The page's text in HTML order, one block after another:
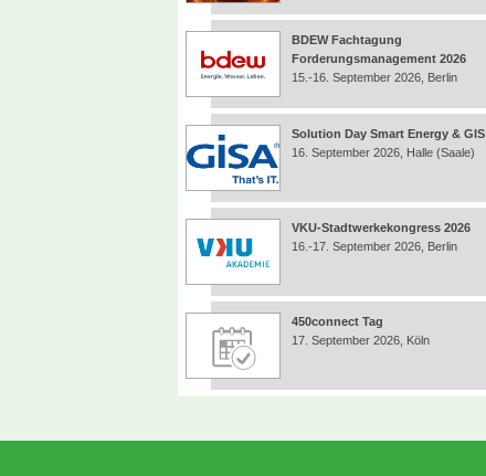
BDEW Fachtagung
Forderungsmanagement 2026
15.-16. September 2026, Berlin
Solution Day Smart Energy & GIS
16. September 2026, Halle (Saale)
VKU-Stadtwerkekongress 2026
16.-17. September 2026, Berlin
450connect Tag
17. September 2026, Köln